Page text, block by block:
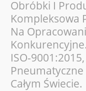
Obróbki I
Kompleksowa
Na
ISO-
Całym Świecie.